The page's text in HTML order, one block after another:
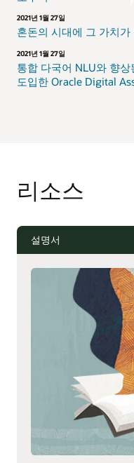
2021년 1월 27일
혼돈의 시대에 그 가치
2021년 1월 27일
통합 다국어 NLU와 향
도입한 Oracle Digital
리소스
설명서